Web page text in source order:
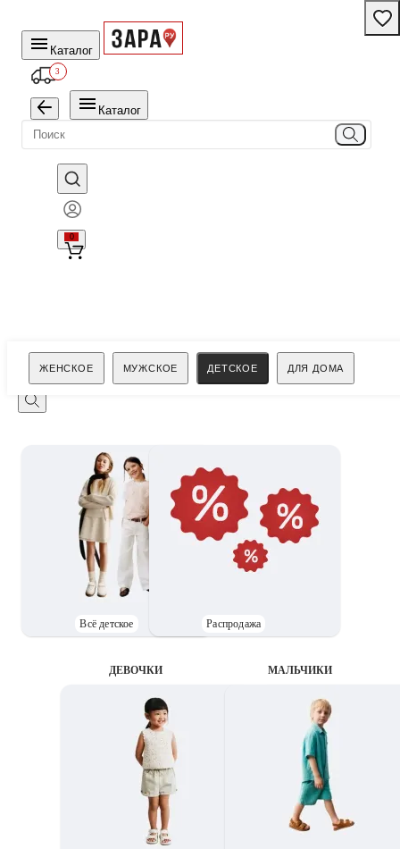
Каталог
3
Каталог
0
ЖЕНСКОЕ МУЖСКОЕ ДЕТСКОЕ ДЛЯ ДОМА
Поиск
Всё детское Распродажа
ДЕВОЧКИ MАЛЬЧИКИ